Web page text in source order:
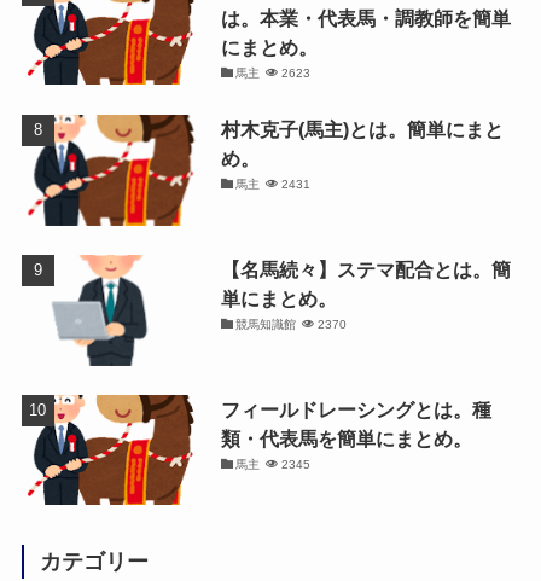
は。本業・代表馬・調教師を簡単
にまとめ。
馬主 2623
村木克子(馬主)とは。簡単にまと
め。
馬主 2431
【名馬続々】ステマ配合とは。簡
単にまとめ。
競馬知識館 2370
フィールドレーシングとは。種
類・代表馬を簡単にまとめ。
馬主 2345
カテゴリー